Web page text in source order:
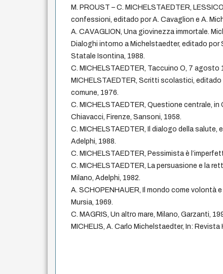
M. PROUST – C. MICHELSTAEDTER,
confessioni, editado por A. Cavaglion e A.
A. CAVAGLION, Una giovinezza immortale.
Dialoghi intorno a Michelstaedter, editado por
Statale Isontina, 1988.
C. MICHELSTAEDTER, Taccuino O, 7 agosto
MICHELSTAEDTER, Scritti scolastici, editado
comune, 1976.
C. MICHELSTAEDTER, Questione centrale, in
Chiavacci, Firenze, Sansoni, 1958.
C. MICHELSTAEDTER, Il dialogo della salute,
Adelphi, 1988.
C. MICHELSTAEDTER, Pessimista è
C. MICHELSTAEDTER, La persuasione e la
Milano, Adelphi, 1982.
A. SCHOPENHAUER, Il mondo come volontà
Mursia, 1969.
C. MAGRIS, Un altro mare, Milano, Garzanti,
MICHELIS, A. Carlo Michelstaedter, In: Revista